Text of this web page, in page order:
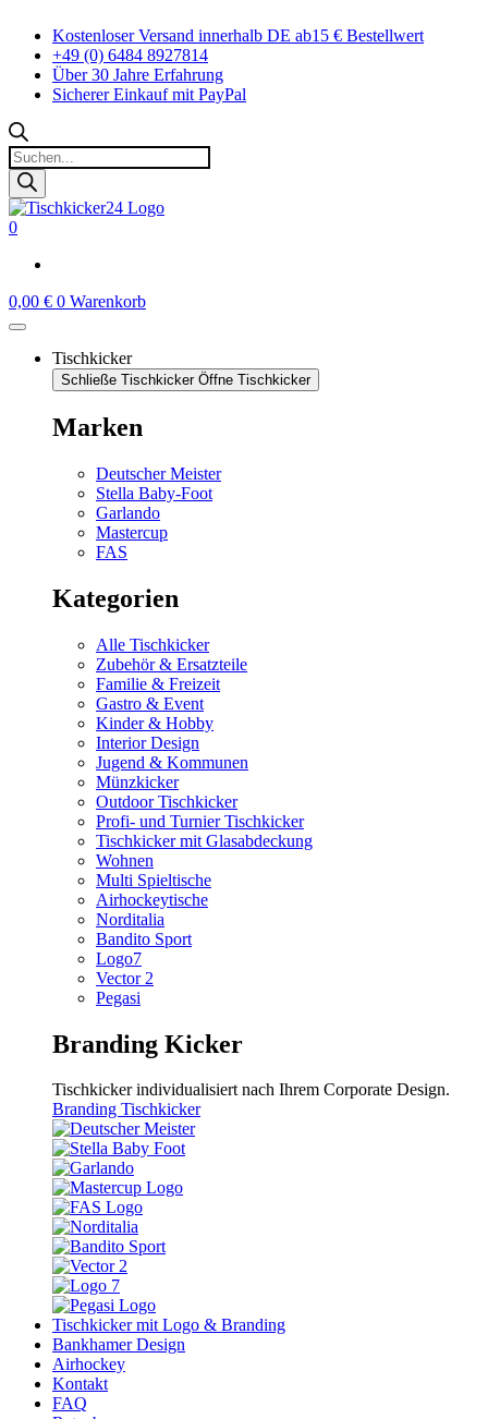
Inhalt
springen
Kostenloser Versand innerhalb DE ab15 € Bestellwert
+49 (0) 6484 8927814
Über 30 Jahre Erfahrung
Sicherer Einkauf mit PayPal
Products
search
0
0,00 € 0 Warenkorb
Tischkicker
Schließe Tischkicker Öffne Tischkicker
Marken
Deutscher Meister
Stella Baby-Foot
Garlando
Mastercup
FAS
Kategorien
Alle Tischkicker
Zubehör & Ersatzteile
Familie & Freizeit
Gastro & Event
Kinder & Hobby
Interior Design
Jugend & Kommunen
Münzkicker
Outdoor Tischkicker
Profi- und Turnier Tischkicker
Tischkicker mit Glasabdeckung
Wohnen
Multi Spieltische
Airhockeytische
Norditalia
Bandito Sport
Logo7
Vector 2
Pegasi
Branding Kicker
Tischkicker individualisiert nach Ihrem Corporate Design.
Branding Tischkicker
Tischkicker mit Logo & Branding
Bankhamer Design
Airhockey
Kontakt
FAQ